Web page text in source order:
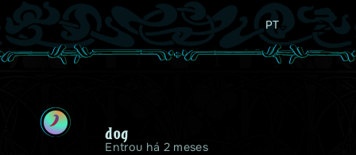
PT
D
dog
Entrou há 2 meses